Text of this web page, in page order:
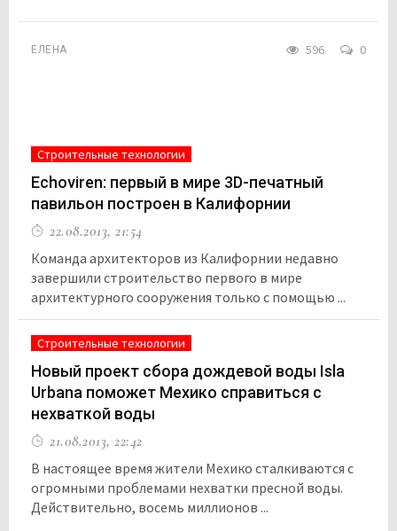
ЕЛЕНА 596 0
Строительные технологии
Echoviren: первый в мире 3D-печатный
павильон построен в Калифорнии
22.08.2013, 21:54
Команда архитекторов из Калифорнии недавно
завершили строительство первого в мире
архитектурного сооружения только с помощью ...
Строительные технологии
Новый проект сбора дождевой воды Isla
Urbana поможет Мехико справиться с
нехваткой воды
21.08.2013, 22:42
В настоящее время жители Мехико сталкиваются с
огромными проблемами нехватки пресной воды.
Действительно, восемь миллионов ...